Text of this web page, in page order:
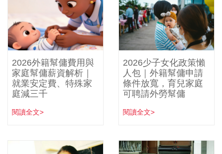
2026外籍幫傭費用與
家庭幫傭薪資解析｜
就業安定費、特殊家
庭減三千
閱讀全文>
2026少子女化政策懶
人包｜外籍幫傭申請
條件放寬，育兒家庭
可聘請外勞幫傭
閱讀全文>